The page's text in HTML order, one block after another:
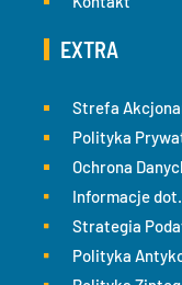
EXTRA
Strefa
Polityka
Ochrona
Informacje
Strategia
Polityka